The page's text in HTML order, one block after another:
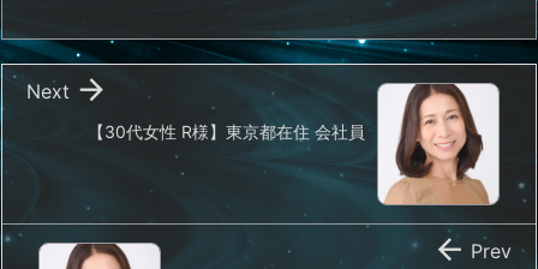
【30代女性 R様】東京都在住 会社員

Next
 Prev